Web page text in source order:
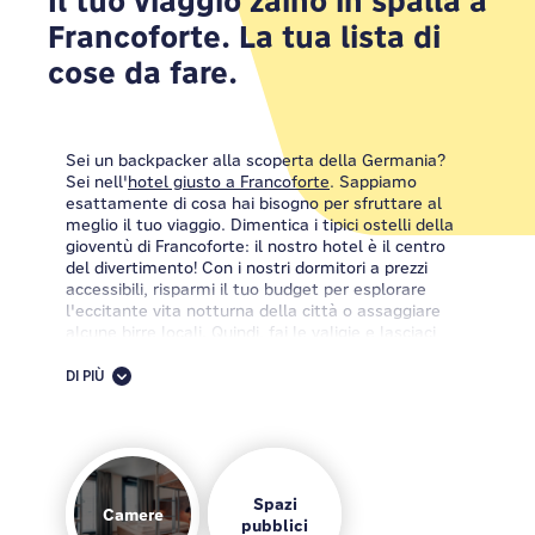
Francoforte. La tua lista di
cose da fare.
Sei un backpacker alla scoperta della Germania?
Sei nell'hotel giusto a Francoforte. Sappiamo
esattamente di cosa hai bisogno per sfruttare al
meglio il tuo viaggio. Dimentica i tipici ostelli della
gioventù di Francoforte: il nostro hotel è il centro
del divertimento! Con i nostri dormitori a prezzi
accessibili, risparmi il tuo budget per esplorare
l'eccitante vita notturna della città o assaggiare
alcune birre locali. Quindi, fai le valigie e lasciaci
un'esperienza straordinaria e senza problemi. Le
nostre sistemazioni accoglienti e le
ci rendono la scelta perfetta per il tuo viaggio: con
la posizione privilegiata dell'hotel vicino a Messe
DI PIÙ
Camere
Spazi
pubblici